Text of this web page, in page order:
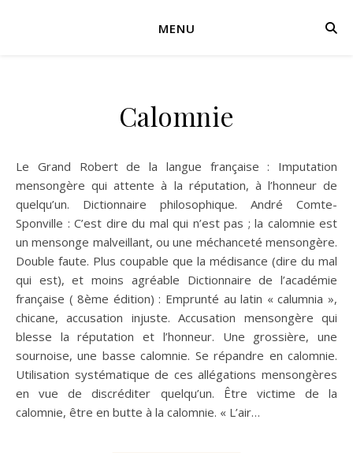
MENU
Calomnie
Le Grand Robert de la langue française : Imputation
mensongère qui attente à la réputation, à l’honneur de
quelqu’un. Dictionnaire philosophique. André Comte-
Sponville : C’est dire du mal qui n’est pas ; la calomnie est
un mensonge malveillant, ou une méchanceté mensongère.
Double faute. Plus coupable que la médisance (dire du mal
qui est), et moins agréable Dictionnaire de l’académie
française ( 8ème édition) : Emprunté au latin « calumnia »,
chicane, accusation injuste. Accusation mensongère qui
blesse la réputation et l’honneur. Une grossière, une
sournoise, une basse calomnie. Se répandre en calomnie.
Utilisation systématique de ces allégations mensongères
en vue de discréditer quelqu’un. Être victime de la
calomnie, être en butte à la calomnie. « L’air…